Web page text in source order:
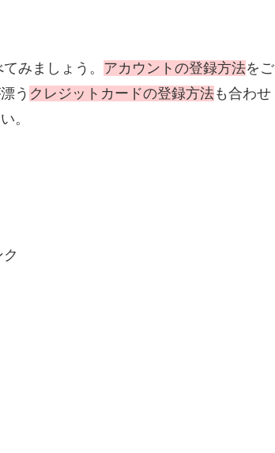
みましょう。 アカウントの登録方法をご
う クレジットカードの登録方法も合わせ
。